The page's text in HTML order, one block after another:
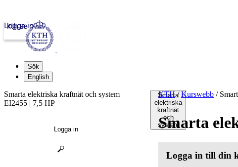
kth.se
Logga in
Sök
English
Smarta
elektriska
kraftnät
och
system
KTH / Kurswebb /
Smarta
Logga in till din
Smarta elektriska kraftnät och system
EI2455 | 7,5 HP
Logga in